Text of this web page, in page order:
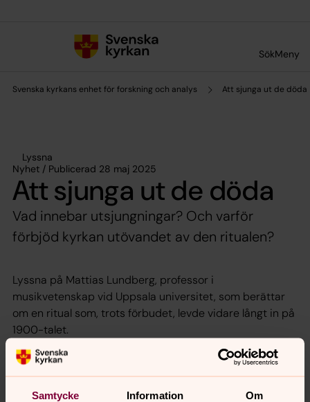
Samtycke Information Om
SökMeny
Svenska kyrkans enhet för forskning och analys Att sjunga ut de döda
Lyssna
Nyhet / Publicerad 28 maj 2025
Att sjunga ut de döda
Vad innebar utsjungningar? Och varför
förbjöd kyrkan utövandet av den ritualen?
Lyssna på Mattias Lundberg, professor i
musikvetenskap vid Uppsala universitet, som berättar
om en ritual som, trots förbudet, levde vidare långt in på
1900-talet.
Avsnitt 75 av Teologi i tiden.